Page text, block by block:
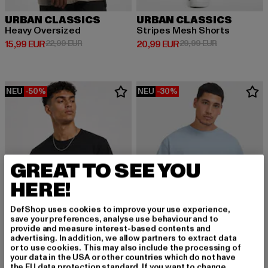
URBAN CLASSICS
Heavy Oversized
15,99 EUR
Derzeitiger Preis: 15,99 EUR
22,99 EURAktionspreis: 22,99 EUR
URBAN CLASSICS
Stripes Mesh Shorts
20,99 EUR
Derzeitiger Preis: 20,99 EUR
29,99 EURAktionspreis:
NEU -50% NEU -30%
GREAT TO SEE YOU
HERE!
DefShop uses cookies to improve your use experience,
save your preferences, analyse use behaviour and to
provide and measure interest-based contents and
advertising. In addition, we allow partners to extract data
or to use cookies. This may also include the processing of
your data in the USA or other countries which do not have